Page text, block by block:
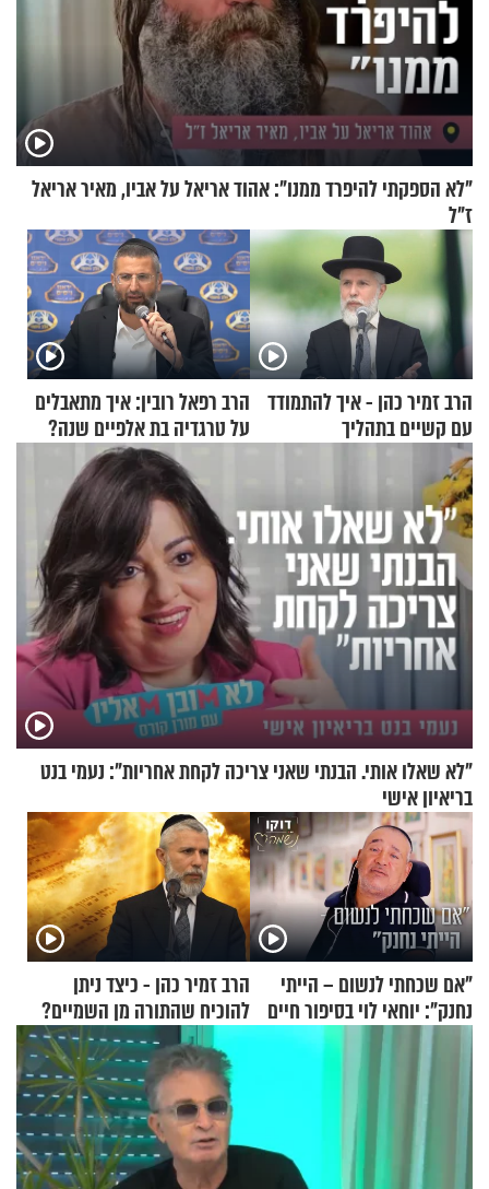
"לא הספקתי להיפרד ממנו": אהוד אריאל על אביו, מאיר אריאל
ז"ל
הרב זמיר כהן - איך להתמודד
עם קשיים בתהליך
ההתחזקות?
הרב רפאל רובין: איך מתאבלים
על טרגדיה בת אלפיים שנה?
"לא שאלו אותי. הבנתי שאני צריכה לקחת אחריות": נעמי בנט
בריאיון אישי
"אם שכחתי לנשום – הייתי
נחנק": יוחאי לוי בסיפור חיים
מעורר השראה
הרב זמיר כהן - כיצד ניתן
להוכיח שהתורה מן השמיים?